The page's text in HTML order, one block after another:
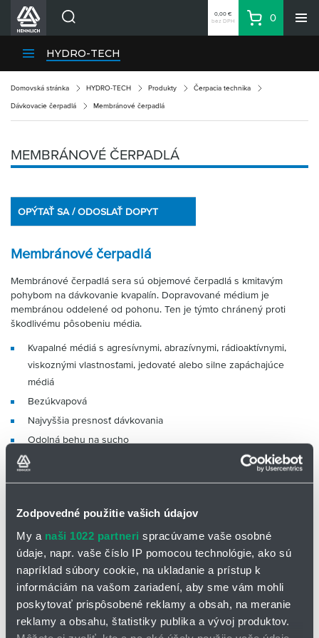
Zodpovedné použitie vašich údajov
My a naši 1022 partneri spracúvame vaše osobné
údaje, napr. vaše číslo IP pomocou technológie, ako sú
napríklad súbory cookie, na ukladanie a prístup k
informáciám na vašom zariadení, aby sme vám mohli
poskytovať prispôsobené reklamy a obsah, na meranie
reklamy a obsahu, štatistiky publika a vývoj produktov.
Divízie HENNLICH
Kariéra
Kontakty
Prihlásenie
Partner Zone
0,00 €
bez DPH
Košík
0
HYDRO-TECH
Domovská stránka HYDRO-TECH Produkty Čerpacia technika
Dávkovacie čerpadlá Membránové čerpadlá
MEMBRÁNOVÉ ČERPADLÁ
OPÝTAŤ SA / ODOSLAŤ DOPYT
Membránové čerpadlá
Membránové čerpadlá sera sú objemové čerpadlá s kmitavým
pohybom na dávkovanie kvapalín. Dopravované médium je
membránou oddelené od pohonu. Ten je týmto chránený proti
škodlivému pôsobeniu média.
Kvapalné médiá s agresívnymi, abrazívnymi, rádioaktívnymi,
viskoznými vlastnosťami, jedovaté alebo silne zapáchajúce
médiá
Bezúkvapová
Najvyššia presnosť dávkovania
Odolná behu na sucho
Veľmi kvalitné materiály
Na dávkovanie do 4.000 l/h
✅ Typické oblasti použitia: nápojový priemysel, potravinársky
priemysel, elektrárne, stavba lodí, textilný priemysel